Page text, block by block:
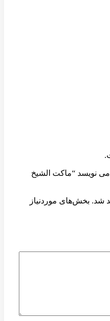
می نویسد “ماکت الشیخ
شد. بخش‌های موردنیاز